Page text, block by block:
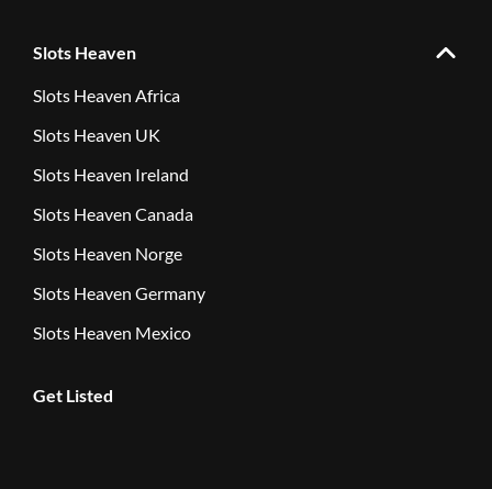
Slots Heaven
Slots Heaven Africa
Slots Heaven UK
Slots Heaven Ireland
Slots Heaven Canada
Slots Heaven Norge
Slots Heaven Germany
Slots Heaven Mexico
Get Listed